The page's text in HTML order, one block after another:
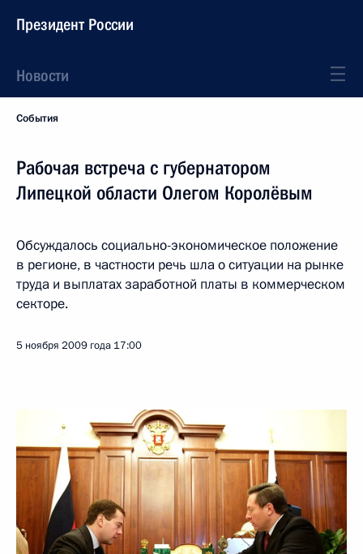
Президент России
Новости
События
Рабочая встреча с губернатором
Липецкой области Олегом Королёвым
Обсуждалось социально-экономическое положение
в регионе, в частности речь шла о ситуации на рынке
труда и выплатах заработной платы в коммерческом
секторе.
5 ноября 2009 года 17:00